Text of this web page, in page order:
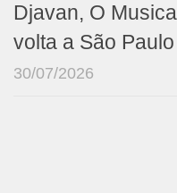
Djavan, O
volta a São
30/07/2026